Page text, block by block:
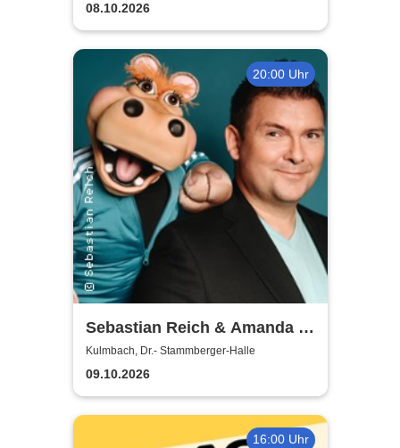
08.10.2026
20:00 Uhr
Sebastian Reich & Amanda -
Purer Zufall
Kulmbach, Dr.- Stammberger-Halle
09.10.2026
16:00 Uhr